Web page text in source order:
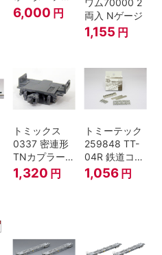
ダー 2両入
6,000 円
両入 Nゲージ
1,155 円
トミックス
0337 密連形
TNカプラー
(6個入・SPタ
イプ)
1,320 円
トミーテック
259848 TT-
04R 鉄道コレ
クション
1,056 円